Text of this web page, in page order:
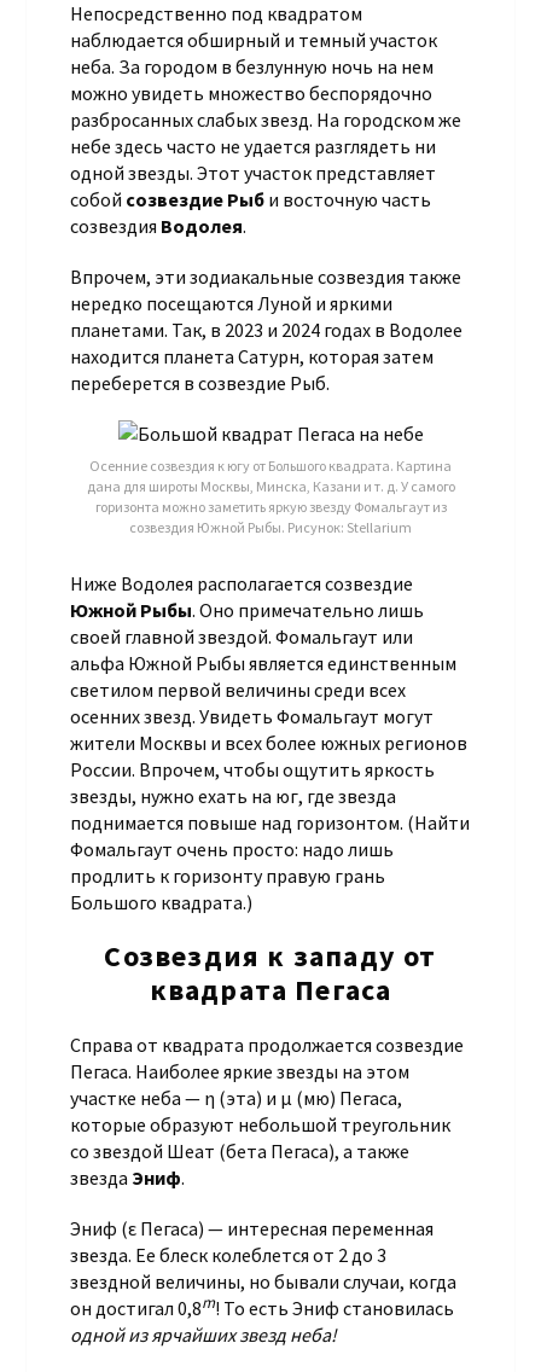
Непосредственно под квадратом
наблюдается обширный и темный участок
неба. За городом в безлунную ночь на нем
можно увидеть множество беспорядочно
разбросанных слабых звезд. На городском же
небе здесь часто не удается разглядеть ни
одной звезды. Этот участок представляет
собой созвездие Рыб и восточную часть
созвездия Водолея.
Впрочем, эти зодиакальные созвездия также
нередко посещаются Луной и яркими
планетами. Так, в 2023 и 2024 годах в Водолее
находится планета Сатурн, которая затем
переберется в созвездие Рыб.
Осенние созвездия к югу от Большого квадрата. Картина
дана для широты Москвы, Минска, Казани и т. д. У самого
горизонта можно заметить яркую звезду Фомальгаут из
созвездия Южной Рыбы. Рисунок: Stellarium
Ниже Водолея располагается созвездие
Южной Рыбы. Оно примечательно лишь
своей главной звездой. Фомальгаут или
альфа Южной Рыбы является единственным
светилом первой величины среди всех
осенних звезд. Увидеть Фомальгаут могут
жители Москвы и всех более южных регионов
России. Впрочем, чтобы ощутить яркость
звезды, нужно ехать на юг, где звезда
поднимается повыше над горизонтом. (Найти
Фомальгаут очень просто: надо лишь
продлить к горизонту правую грань
Большого квадрата.)
Созвездия к западу от
квадрата Пегаса
Справа от квадрата продолжается созвездие
Пегаса. Наиболее яркие звезды на этом
участке неба — η (эта) и μ (мю) Пегаса,
которые образуют небольшой треугольник
со звездой Шеат (бета Пегаса), а также
звезда Эниф.
Эниф (ε Пегаса) — интересная переменная
звезда. Ее блеск колеблется от 2 до 3
звездной величины, но бывали случаи, когда
он достигал 0,8m! То есть Эниф становилась
одной из ярчайших звезд неба!